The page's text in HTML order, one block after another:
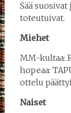
Sää
toteutuivat.
Miehet
MM-kultaa:
hopeaa:
ottelu
Naiset